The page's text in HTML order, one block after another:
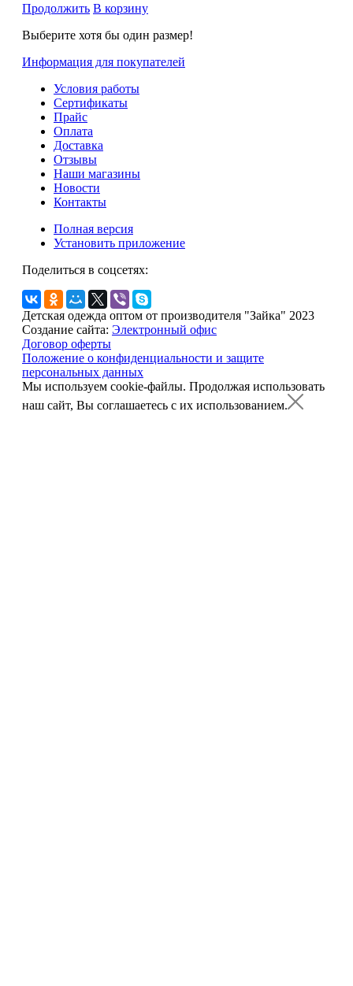
Продолжить В корзину
Выберите хотя бы один размер!
Информация для покупателей
Условия работы
Сертификаты
Прайс
Оплата
Доставка
Отзывы
Наши магазины
Новости
Контакты
Полная версия
Установить приложение
Поделиться в соцсетях:
Детская одежда оптом от производителя "Зайка" 2023
Создание сайта: Электронный офис
Договор оферты
Положение о конфиденциальности и защите
персональных данных
Мы используем cookie-файлы. Продолжая использовать
наш сайт, Вы соглашаетесь с их использованием.